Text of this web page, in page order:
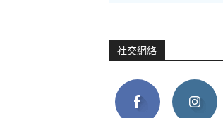
社交網絡